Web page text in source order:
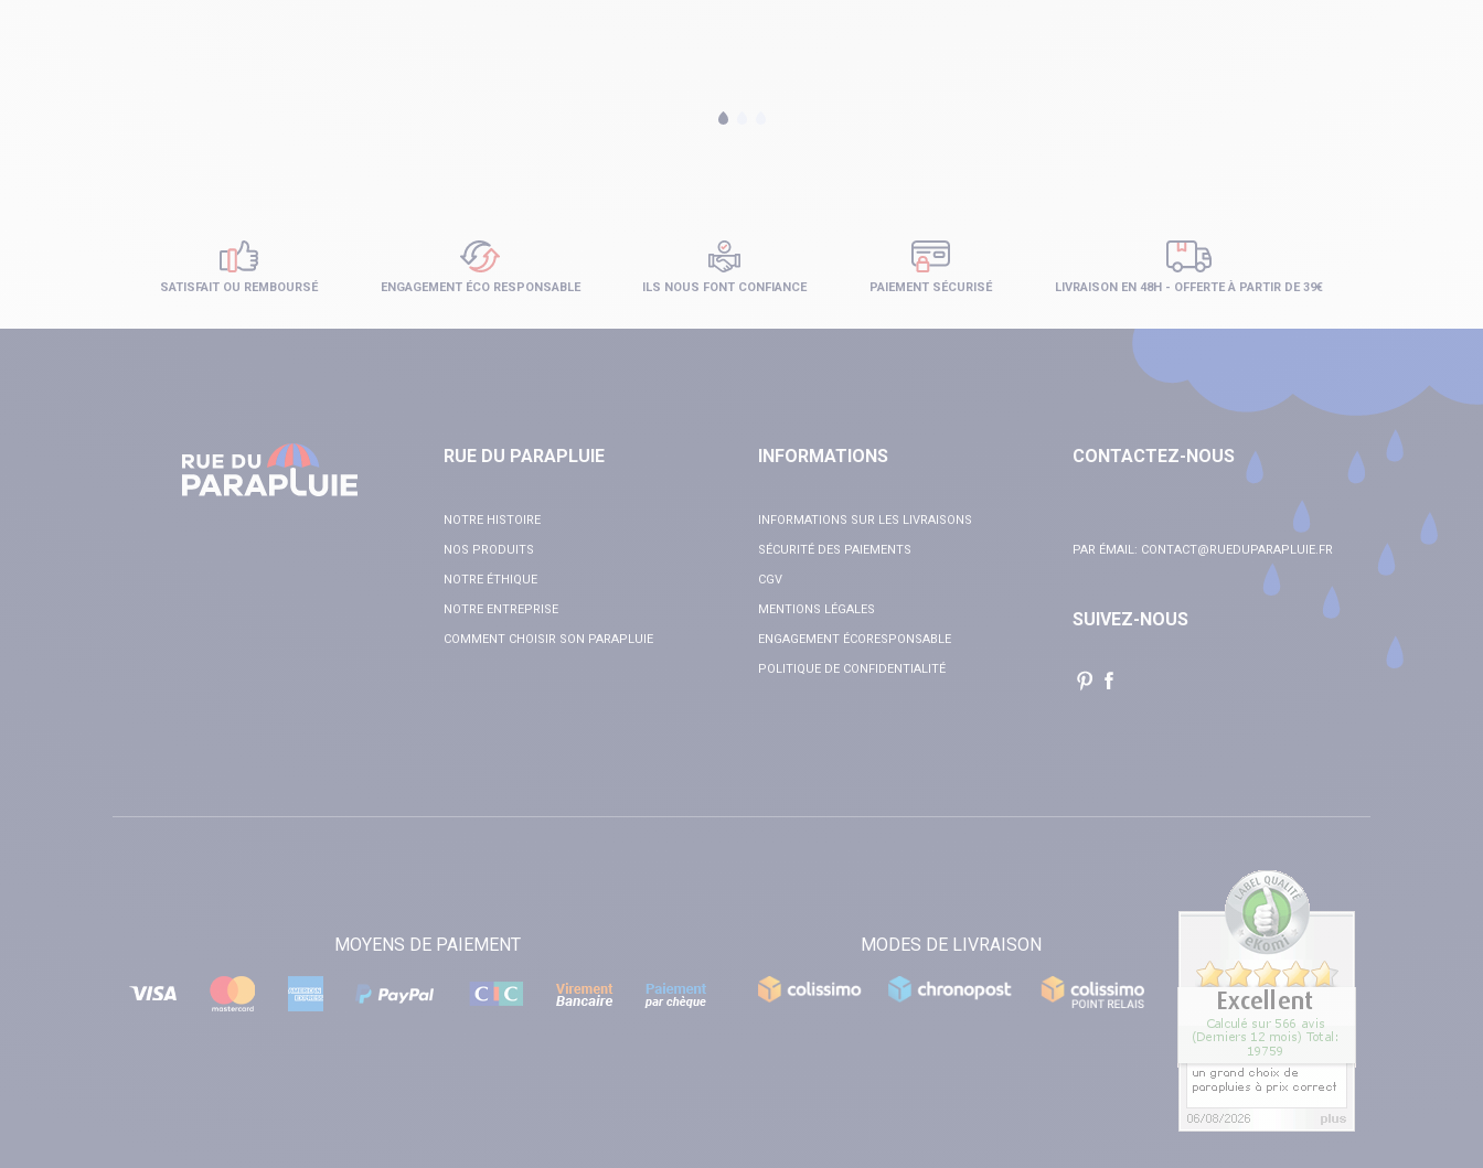
LIVRAISON EN 48H - OFFERTE À PARTIR DE 39€
PAIEMENT SÉCURISÉ
SATISFAIT OU REMBOURSÉ ENGAGEMENT ÉCO RESPONSABLE ILS NOUS FONT CONFIANCE
RUE DU PARAPLUIE
NOTRE HISTOIRE
NOS PRODUITS
NOTRE ÉTHIQUE
NOTRE ENTREPRISE
COMMENT CHOISIR SON PARAPLUIE
INFORMATIONS
INFORMATIONS SUR LES LIVRAISONS
SÉCURITÉ DES PAIEMENTS
CGV
MENTIONS LÉGALES
ENGAGEMENT ÉCORESPONSABLE
POLITIQUE DE CONFIDENTIALITÉ
CONTACTEZ-NOUS
PAR ÉMAIL: CONTACT@RUEDUPARAPLUIE.FR
SUIVEZ-NOUS
MOYENS DE PAIEMENT MODES DE LIVRAISON